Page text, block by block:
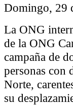
Domingo, 29
La ONG
de la ONG
campaña de
personas con
Norte,
su